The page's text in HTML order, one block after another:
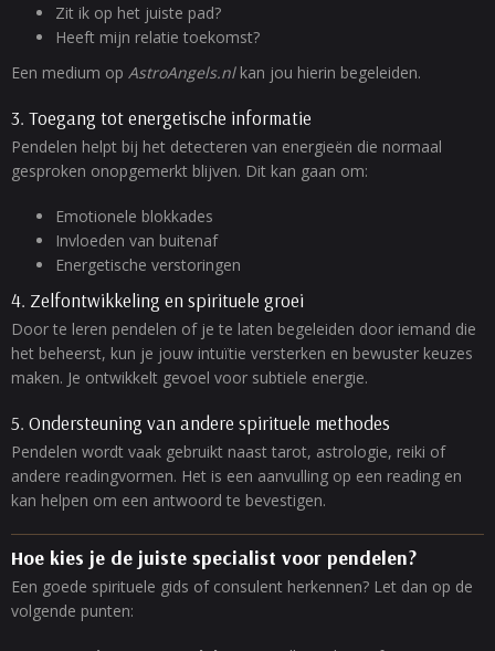
Zit ik op het juiste pad?
Heeft mijn relatie toekomst?
Een medium op AstroAngels.nlkan jou hierin begeleiden.
3. Toegang tot energetische informatie
Pendelen helpt bij het detecteren van energieën die normaal
gesproken onopgemerkt blijven. Dit kan gaan om:
Emotionele blokkades
Invloeden van buitenaf
Energetische verstoringen
4. Zelfontwikkeling en spirituele groei
Door te leren pendelen of je te laten begeleiden door iemand die
het beheerst, kun je jouw intuïtie versterken en bewuster keuzes
maken. Je ontwikkelt gevoel voor subtiele energie.
5. Ondersteuning van andere spirituele methodes
Pendelen wordt vaak gebruikt naast tarot, astrologie, reiki of
andere readingvormen. Het is een aanvulling op een reading en
kan helpen om een antwoord te bevestigen.
Hoe kies je de juiste specialist voor pendelen?
Een goede spirituele gids of consulent herkennen? Let dan op de
volgende punten: